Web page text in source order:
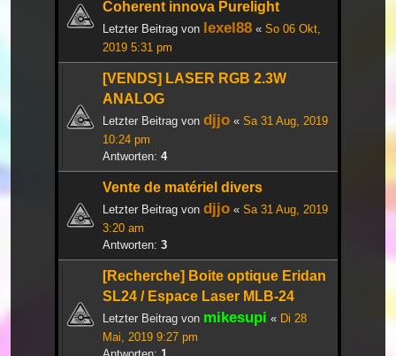
Coherent innova Purelight
Letzter Beitrag von lexel88 « So 06 Okt,
2019 5:31 pm
[VENDS] LASER RGB 2.3W
ANALOG
Letzter Beitrag von djjo « Sa 31 Aug, 2019
10:24 pm
Antworten: 4
Vente de matériel divers
Letzter Beitrag von djjo « Sa 31 Aug, 2019
3:20 am
Antworten: 3
[Recherche] Boite optique Eridan
SL24 / Espace Laser MLB-24
Letzter Beitrag von mikesupi « Di 28
Mai, 2019 9:27 pm